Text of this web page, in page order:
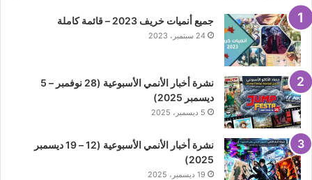
جميع أنميات خريف 2023 – قائمة كاملة
24 سبتمبر، 2023
نشرة أخبار الأنمي الأسبوعية (28 نوفمبر – 5
ديسمبر 2025)
5 ديسمبر، 2025
نشرة أخبار الأنمي الأسبوعية (12 – 19 ديسمبر
2025)
19 ديسمبر، 2025